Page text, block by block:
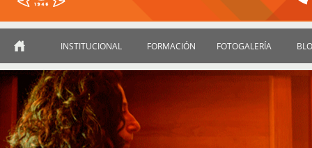
INSTITUCIONAL FORMACIÓN FOTOGALERÍA